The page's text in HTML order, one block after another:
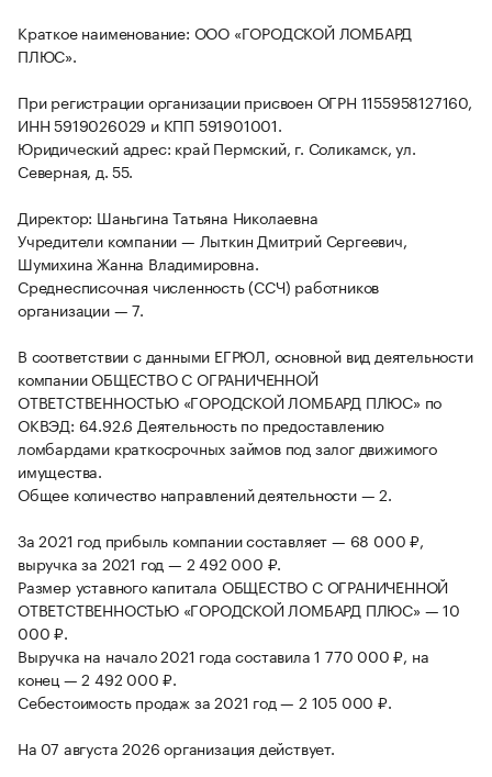
Краткое наименование: ООО «ГОРОДСКОЙ ЛОМБАРД
ПЛЮС».
При регистрации организации присвоен ОГРН 1155958127160,
ИНН 5919026029 и КПП 591901001.
Юридический адрес: край Пермский, г. Соликамск, ул.
Северная, д. 55.
Директор: Шаньгина Татьяна Николаевна
Учредители компании — Лыткин Дмитрий Сергеевич,
Шумихина Жанна Владимировна.
Среднесписочная численность (ССЧ) работников
организации — 7.
В соответствии с данными ЕГРЮЛ, основной вид деятельности
компании ОБЩЕСТВО С ОГРАНИЧЕННОЙ
ОТВЕТСТВЕННОСТЬЮ «ГОРОДСКОЙ ЛОМБАРД ПЛЮС» по
ОКВЭД: 64.92.6 Деятельность по предоставлению
ломбардами краткосрочных займов под залог движимого
имущества.
Общее количество направлений деятельности — 2.
За 2021 год прибыль компании составляет — 68 000 ₽,
выручка за 2021 год — 2 492 000 ₽.
Размер уставного капитала ОБЩЕСТВО С ОГРАНИЧЕННОЙ
ОТВЕТСТВЕННОСТЬЮ «ГОРОДСКОЙ ЛОМБАРД ПЛЮС» — 10
000 ₽.
Выручка на начало 2021 года составила 1 770 000 ₽, на
конец — 2 492 000 ₽.
Себестоимость продаж за 2021 год — 2 105 000 ₽.
На 07 августа 2026 организация действует.